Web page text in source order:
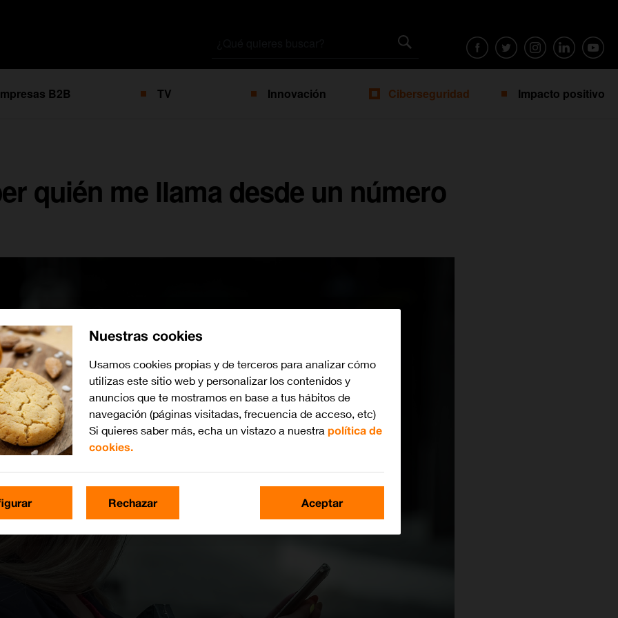
B2B TV Innovación Ciberseguridad Impacto positivo
quién me llama desde un número
Nuestras cookies
Usamos cookies propias y de terceros para analizar cómo
utilizas este sitio web y personalizar los contenidos y
anuncios que te mostramos en base a tus hábitos de
navegación (páginas visitadas, frecuencia de acceso, etc)
Si quieres saber más, echa un vistazo a nuestra política de
cookies.
Rechazar Aceptar